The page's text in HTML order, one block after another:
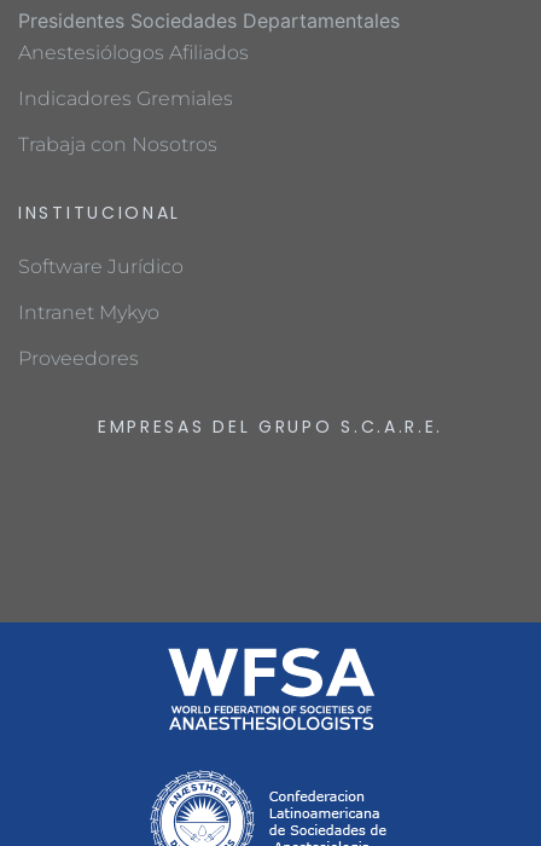
Presidentes Sociedades Departamentales
Anestesiólogos Afiliados
Indicadores Gremiales
Trabaja con Nosotros
INSTITUCIONAL
Software Jurídico
Intranet Mykyo
Proveedores
EMPRESAS DEL GRUPO S.C.A.R.E.